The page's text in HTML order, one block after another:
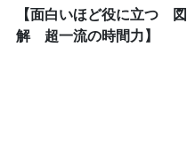
【面白いほど役に立つ 図
解 超一流の時間力】